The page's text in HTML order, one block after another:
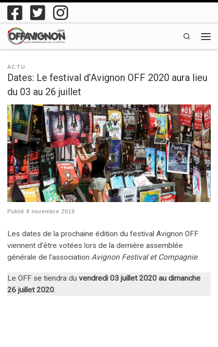
Passer au contenu
Search
ACTU
Dates: Le festival d’Avignon OFF 2020 aura lieu
du 03 au 26 juillet
Publié 8 novembre 2019
Les dates de la prochaine édition du festival Avignon OFF
viennent d’être votées lors de la dernière assemblée
générale de l’association Avignon Festival et Compagnie.
Le OFF se tiendra du vendredi 03 juillet 2020 au dimanche
26 juillet 2020.